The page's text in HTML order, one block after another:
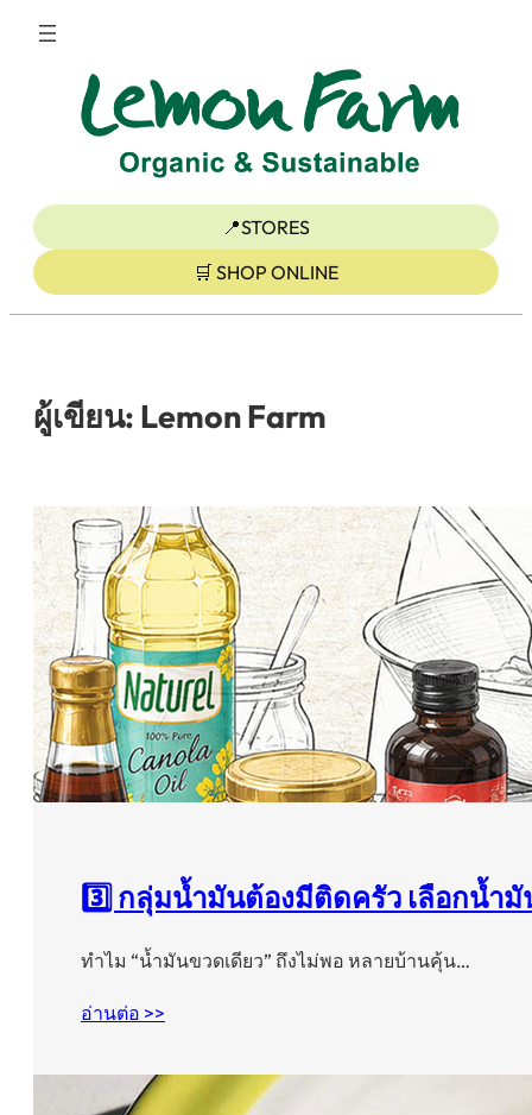
ข้าม
📍STORES
🛒 SHOP ONLINE
ผู้เขียน: Lemon Farm
3️⃣ กลุ่มน้ำมันต้องมีติดครัว เลือกน้ำ
ทำไม “น้ำมันขวดเดียว” ถึงไม่พอ หลายบ้านคุ้น…
อ่านต่อ >>